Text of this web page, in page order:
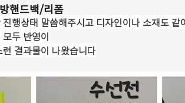
핸드백/리폼
행상태 말씀해주시고 디자인이나 소재도
두 반영이
결과물이 나왔습니다